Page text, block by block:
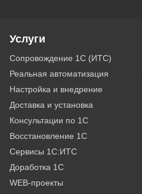
Услуги
Сопровождение 1С (ИТС)
Реальная автоматизация
Настройка и внедрение
Доставка и установка
Консультации по 1С
Восстановление 1С
Сервисы 1С:ИТС
Доработка 1С
WEB-проекты